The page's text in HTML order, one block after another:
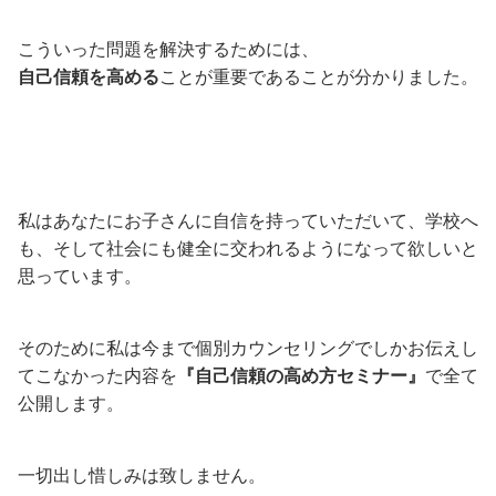
こういった問題を解決するためには、
自己信頼を高めることが重要であることが分かりました。
私はあなたにお子さんに自信を持っていただいて、学校へ
も、そして社会にも健全に交われるようになって欲しいと
思っています。
そのために私は今まで個別カウンセリングでしかお伝えし
てこなかった内容を 『自己信頼の高め方セミナー』 で全て
公開します。
一切出し惜しみは致しません。